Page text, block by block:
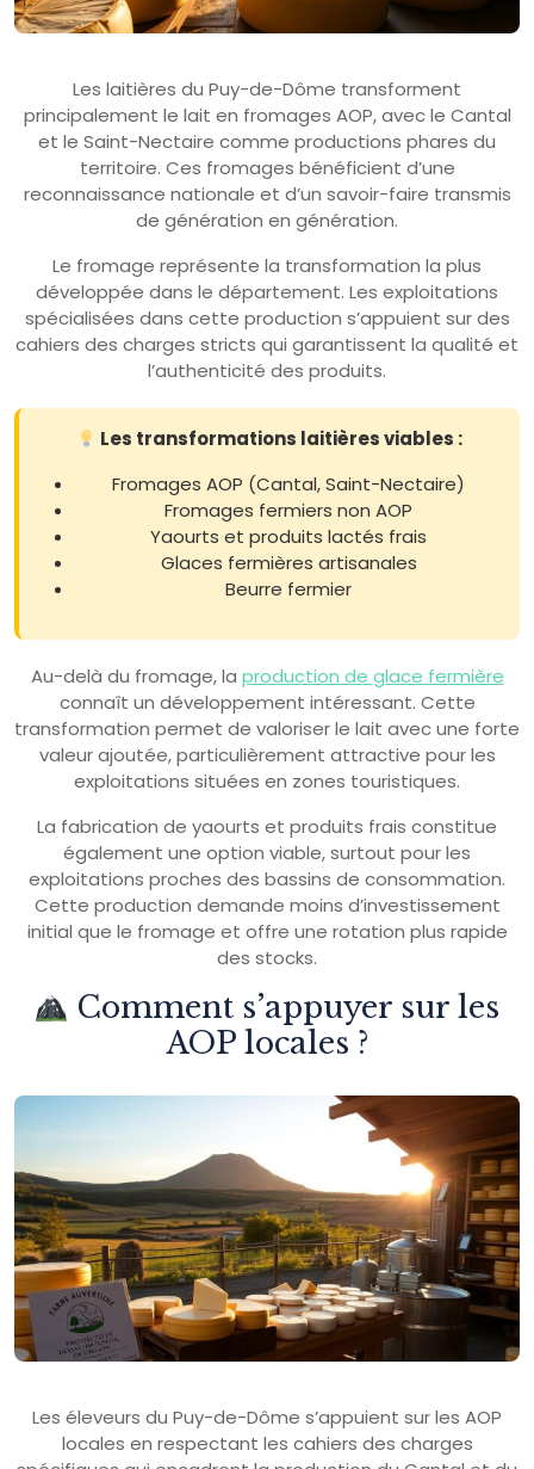
Les laitières du Puy-de-Dôme transforment
principalement le lait en fromages AOP, avec le Cantal
et le Saint-Nectaire comme productions phares du
territoire. Ces fromages bénéficient d’une
reconnaissance nationale et d’un savoir-faire transmis
de génération en génération.
Le fromage représente la transformation la plus
développée dans le département. Les exploitations
spécialisées dans cette production s’appuient sur des
cahiers des charges stricts qui garantissent la qualité et
l’authenticité des produits.
Les transformations laitières viables :
Fromages AOP (Cantal, Saint-Nectaire)
Fromages fermiers non AOP
Yaourts et produits lactés frais
Glaces fermières artisanales
Beurre fermier
Au-delà du fromage, la production de glace fermière
connaît un développement intéressant. Cette
transformation permet de valoriser le lait avec une forte
valeur ajoutée, particulièrement attractive pour les
exploitations situées en zones touristiques.
La fabrication de yaourts et produits frais constitue
également une option viable, surtout pour les
exploitations proches des bassins de consommation.
Cette production demande moins d’investissement
initial que le fromage et offre une rotation plus rapide
des stocks.
Comment s’appuyer sur les
AOP locales ?
Les éleveurs du Puy-de-Dôme s’appuient sur les AOP
locales en respectant les cahiers des charges